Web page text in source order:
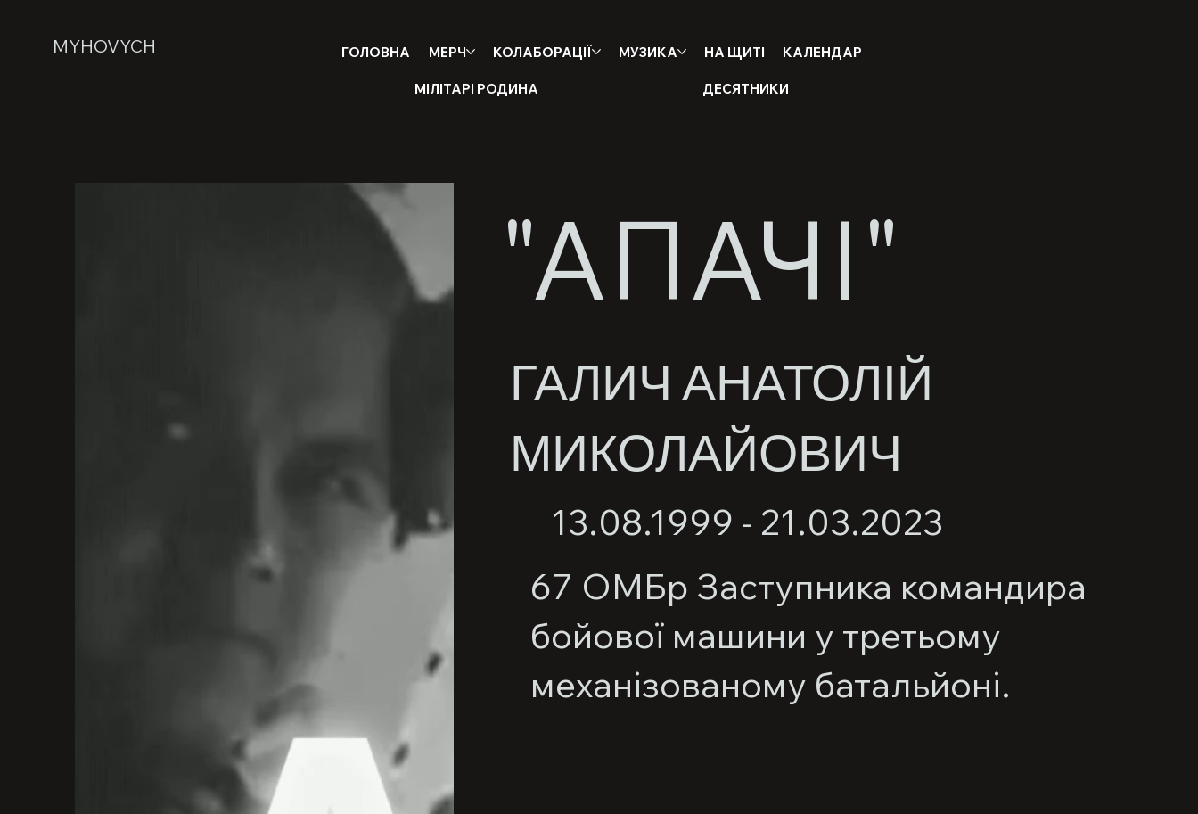
MYHOVYCH ГОЛОВНА МЕРЧ КОЛАБОРАЦІЇ МУЗИКА НА ЩИТІ КАЛЕНДАР
МІЛІТАРІ РОДИНА ДЕСЯТНИКИ
"АПАЧІ"
ГАЛИЧ АНАТОЛІЙ
МИКОЛАЙОВИЧ
13.08.1999 - 21.03.2023
67 ОМБр Заступника командира
бойової машини у третьому
механізованому батальйоні.